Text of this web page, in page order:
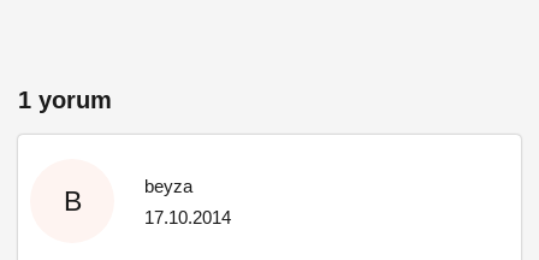
1 yorum
B
beyza
17.10.2014